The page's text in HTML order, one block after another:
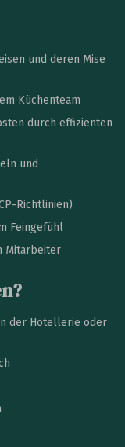
und deren Mise
Küchenteam
durch effizienten
und
Richtlinien)
Feingefühl
Mitarbeiter
der Hotellerie oder